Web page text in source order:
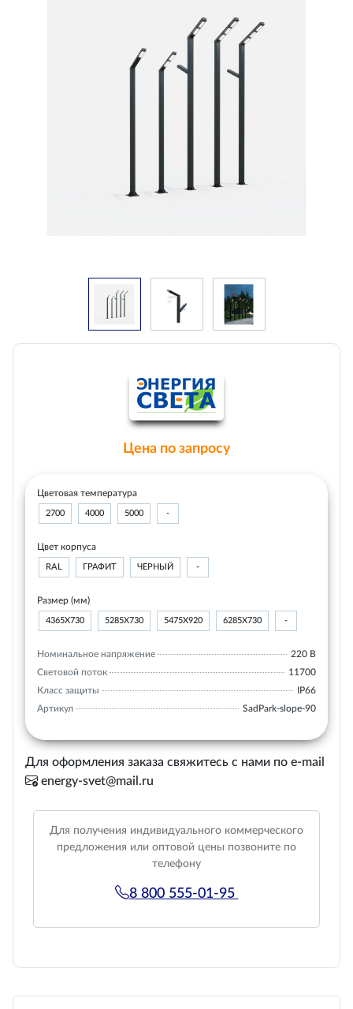
Цена по запросу
Цветовая температура
2700 4000 5000 -
Цвет корпуса
RAL ГРАФИТ ЧЕРНЫЙ -
Размер (мм)
4365Х730 5285Х730 5475Х920 6285Х730 -
Номинальное напряжение
220 В
Световой поток
11700
Класс защиты
IP66
Артикул
SadPark-slope-90
Для оформления заказа свяжитесь с нами по e-mail
energy-svet@mail.ru
Для получения индивидуального коммерческого
предложения или оптовой цены позвоните по
телефону
8 800 555-01-95